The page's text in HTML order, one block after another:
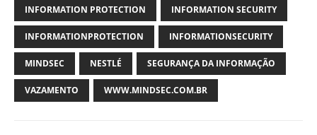
INFORMATION PROTECTION INFORMATION SECURITY
INFORMATIONPROTECTION INFORMATIONSECURITY
MINDSEC NESTLÉ SEGURANÇA DA INFORMAÇÃO
VAZAMENTO WWW.MINDSEC.COM.BR